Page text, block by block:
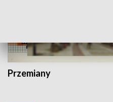
Przemiany